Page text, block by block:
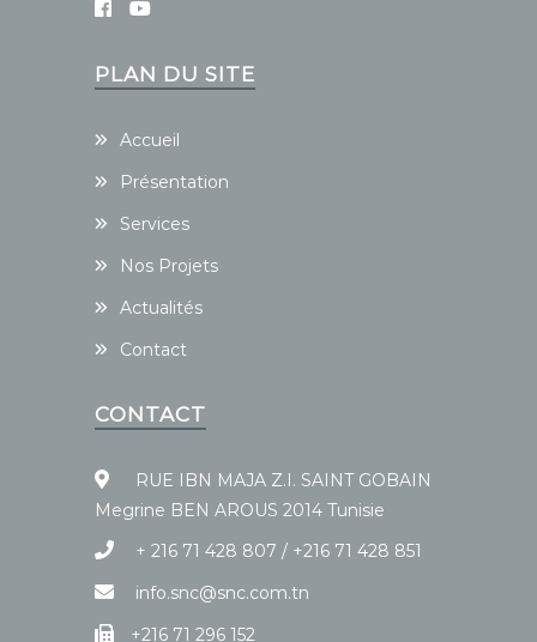
PLAN DU SITE
Accueil
Présentation
Services
Nos Projets
Actualités
Contact
CONTACT
RUE IBN MAJA Z.I. SAINT GOBAIN
Megrine BEN AROUS 2014 Tunisie
+ 216 71 428 807 / +216 71 428 851
info.snc@snc.com.tn
+216 71 296 152